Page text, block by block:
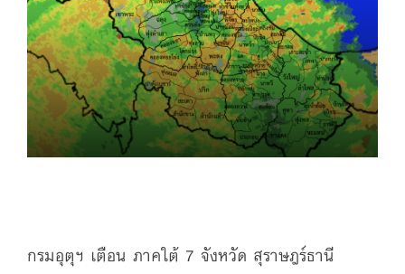
กรมอุตุฯ เตือน ภาคใต้ 7 จังหวัด สุราษฎร์ธานี